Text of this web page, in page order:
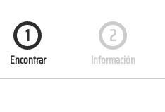
1
Encontrar
2
Información